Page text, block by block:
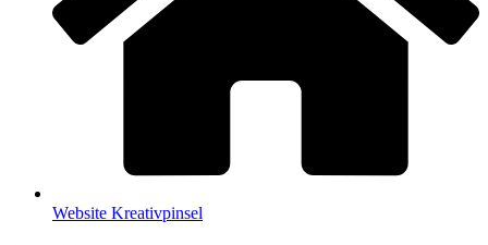
Web­site Kreativpinsel